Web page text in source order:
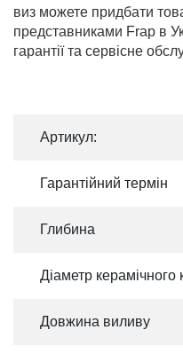
виз можете придбати
представниками Frap в
гарантії та сервісне
Артикул:
Гарантійний термін
Глибина
Діаметр керамічного
Довжина виливу